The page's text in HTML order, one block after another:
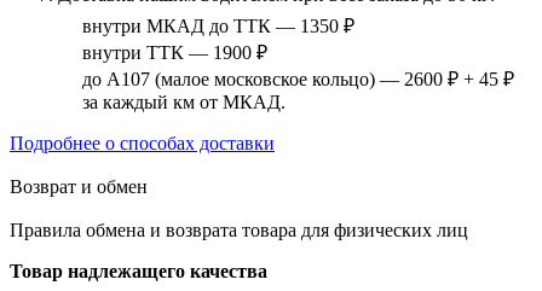
внутри МКАД до ТТК — 1350 ₽
внутри ТТК — 1900 ₽
до А107 (малое московское кольцо) — 2600 ₽ + 45 ₽
за каждый км от МКАД.
Подробнее о способах доставки
Возврат и обмен
Правила обмена и возврата товара для физических лиц
Товар надлежащего качества